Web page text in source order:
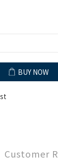
BUY NOW
Customer